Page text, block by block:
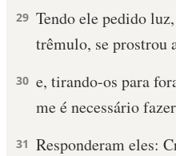
29 Tendo ele pedido
trêmulo, se prostrou
30 e, tirando-os para
me é necessário
31 Responderam eles: